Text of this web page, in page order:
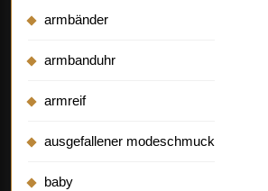
armbänder
armbanduhr
armreif
ausgefallener modeschmuck
baby